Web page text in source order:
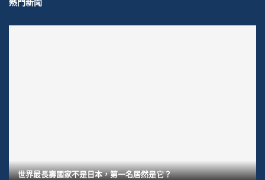
熱門新聞
世界最長壽國家不是日本，第一名居然是它？